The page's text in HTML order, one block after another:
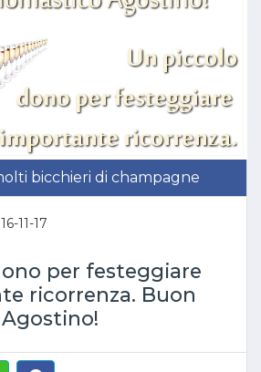
bicchieri di champagne
11-17
per festeggiare
ricorrenza. Buon